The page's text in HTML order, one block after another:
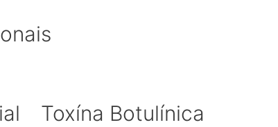
Toxína Botulínica